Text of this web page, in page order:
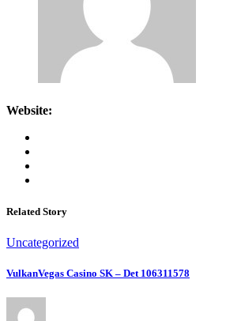
Website:
Related Story
Uncategorized
VulkanVegas Casino SK – Det 106311578